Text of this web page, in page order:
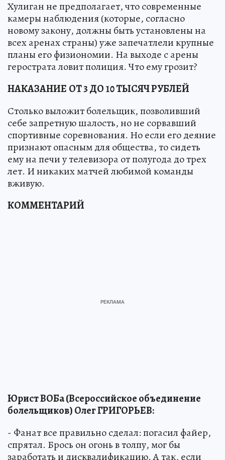
Хулиган не предполагает, что современные
камеры наблюдения (которые, согласно
новому закону, должны быть установлены на
всех аренах страны) уже запечатлели крупные
планы его физиономии. На выходе с арены
герострата ловит полиция. Что ему грозит?
НАКАЗАНИЕ ОТ 3 ДО 10 ТЫСЯЧ РУБЛЕЙ
Столько выложит болельщик, позволивший
себе запретную шалость, но не сорвавший
спортивные соревнования. Но если его деяние
признают опасным для общества, то сидеть
ему на печи у телевизора от полугода до трех
лет. И никаких матчей любимой команды
вживую.
КОММЕНТАРИЙ
Юрист ВОБа (Всероссийское объединение
болельщиков) Олег ГРИГОРЬЕВ:
- Фанат все правильно сделал: погасил файер,
спрятал. Брось он огонь в толпу, мог бы
заработать и дисквалификацию. А так, если